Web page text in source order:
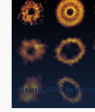
Galería ARKS de